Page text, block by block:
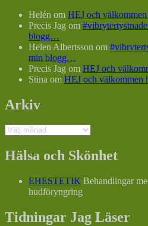
Helén om HEJ och
Precis Jag om
blogg…
Helen Albertsson om
min blogg…
Precis Jag om HEJ och
Stina om HEJ och välkommen
Arkiv
Arkiv
Hälsa och Skönhet
EHESTETIK Behandlingar
hudföryngring
Tidningar Jag Läser